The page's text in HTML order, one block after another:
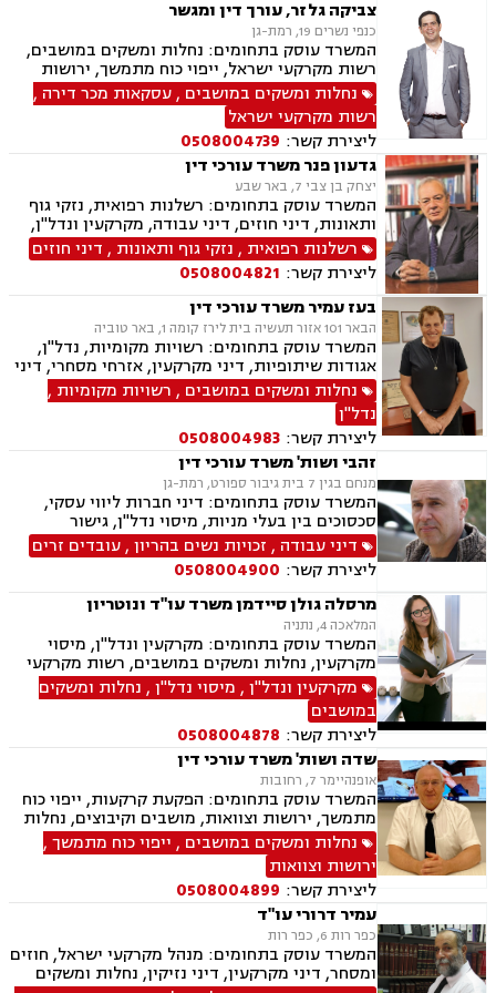
צביקה גלזר, עורך דין ומגשר
כנפי נשרים 19, רמת-גן
המשרד עוסק בתחומים: נחלות ומשקים במושבים,
רשות מקרקעי ישראל, ייפוי כוח מתמשך, ירושות
וצוואות, אזרחי מסחרי, עסקאות מכר דירה, גישור,
גישור במשפחה, אגודות שיתופיות, העברה בין דורית
נחלות ומשקים במושבים ,עסקאות מכר דירה ,
רשות מקרקעי ישראל
ליצירת קשר: 0508004739
גדעון פנר משרד עורכי דין
יצחק בן צבי 7, באר שבע
המשרד עוסק בתחומים: רשלנות רפואית, נזקי גוף
ותאונות, דיני חוזים, דיני עבודה, מקרקעין ונדל"ן,
דיני משפחה, בנקים, פלילי, נזקי גוף, תאונות עבודה,
תאונות דרכים, משפט מסחרי, תביעות ביטוח ונזקי
רכוש, ייפוי כוח מתמשך, נוטריון , רשלנות רפואית-
הריון ולידה, לשון הרע, תאונות ספורט, בריאות
הנפש, אובדן כושר עבודה , תאונות תלמידים,
תאונות עקב רשלנות, נזקי רכוש, קבלנות חוזית,
השקעות בחו"ל, דין משמעתי, עובדים זרים, זכויות
נשים בהריון, תכנון ובניה, דיור מוגן, אגודות
שיתופיות, ליקויי בנייה, מושבים וקיבוצים , ועוד
רשלנות רפואית , נזקי גוף ותאונות , דיני חוזים
ליצירת קשר: 0508004821
בעז עמיר משרד עורכי דין
הבאר 101 אזור תעשיה בית לירז קומה 1, באר טוביה
המשרד עוסק בתחומים: רשויות מקומיות, נדל"ן,
אגודות שיתופיות, דיני מקרקעין, אזרחי מסחרי, דיני
בוררות, עובדים זרים, דיני תאגידים, גישור
ובוררויות, מיסוי נדל"ן, תמ"א 38, תכנון ובניה, נחלות
ומשקים במושבים, הפקעת קרקעות, מושבים
וקיבוצים , עסקאות מכר דירה, דיור מוגן, רשות
מקרקעי ישראל, צווי הריסה, ירושות וצוואות, הסכמי
ממון
נחלות ומשקים במושבים , רשויות מקומיות ,
נדל"ן
ליצירת קשר: 0508004983
זהבי ושות' משרד עורכי דין
מנחם בגין 7 בית גיבור ספורט, רמת-גן
המשרד עוסק בתחומים: דיני חברות ליווי עסקי,
סכסוכים בין בעלי מניות, מיסוי נדל"ן, גישור
ובוררויות, לשון הרע, תביעות ייצוגיות דיני עבודה,
זכויות נשים בהריון, עובדים זרים, מקרקעין ונדל"ן,
אגודות שיתופיות, פינוי מושכר, עסקאות מכר דירה,
נחלות ומושבים, רשות מקרקעי ישראל, משפט
מסחרי, מסחר בינלאומי, משפט אזרחי, גישור עסקי
דיני עבודה , זכויות נשים בהריון,עובדים זרים
ליצירת קשר: 0508004900
מרסלה גולן סיידמן משרד עו"ד ונוטריון
המלאכה 4, נתניה
המשרד עוסק בתחומים: מקרקעין ונדל"ן, מיסוי
מקרקעין, נחלות ומשקים במושבים, רשות מקרקעי
ישראל, בתים משותפים, נדל"ן ביהודה ושומרון, פינוי
בינוי, עסקאות מכר דירה, ירושות וצוואות, ייפוי כוח
מתמשך, נוטריון ספרדי, אנגלית ופורטוגזית.
מקרקעין ונדל"ן, מיסוי נדל"ן, נחלות ומשקים
במושבים
ליצירת קשר: 0508004878
שדה ושות' משרד עורכי דין
אופנהיימר 7, רחובות
המשרד עוסק בתחומים: הפקעת קרקעות, ייפוי כוח
מתמשך, ירושות וצוואות, מושבים וקיבוצים, נחלות
ומשקים במושבים, אגודות שיתופיות, רשות מקרקעי
ישראל, תכנון ובניה, עסקאות מכר דירה, ייצוג עסקים
ובעלי עסקים בגביית חובות בבתי משפט והוצאה
לפועל, ליטיגציה מסחרית
נחלות ומשקים במושבים , ייפוי כוח מתמשך,
ירושות וצוואות
ליצירת קשר: 0508004899
עמיר דרורי עו"ד
כפר רות 6, כפר רות
המשרד עוסק בתחומים: מנהל מקרקעי ישראל, חוזים
ומסחר, דיני מקרקעין, דיני נזיקין, נחלות ומשקים